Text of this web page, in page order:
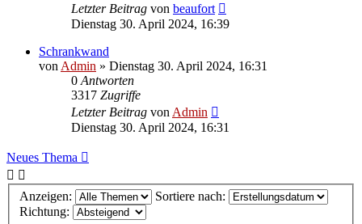
Letzter Beitrag von beaufort
Dienstag 30. April 2024, 16:39
Schrankwand
von Admin » Dienstag 30. April 2024, 16:31
0 Antworten
3317 Zugriffe
Letzter Beitrag von Admin
Dienstag 30. April 2024, 16:31
Neues Thema
Anzeigen:
Sortiere nach:
Richtung: